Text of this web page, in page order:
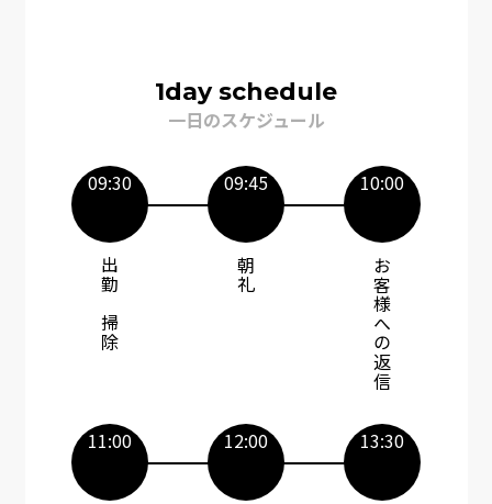
1day schedule
一日のスケジュール
09:30
出勤～掃除
09:45
朝礼
10:00
お客様への返信​
11:00 12:00 13:30